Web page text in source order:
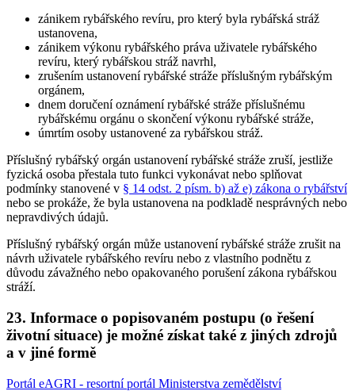
zánikem rybářského revíru, pro který byla rybářská stráž
ustanovena,
zánikem výkonu rybářského práva uživatele rybářského
revíru, který rybářskou stráž navrhl,
zrušením ustanovení rybářské stráže příslušným rybářským
orgánem,
dnem doručení oznámení rybářské stráže příslušnému
rybářskému orgánu o skončení výkonu rybářské stráže,
úmrtím osoby ustanovené za rybářskou stráž.
Příslušný rybářský orgán ustanovení rybářské stráže zruší, jestliže
fyzická osoba přestala tuto funkci vykonávat nebo splňovat
podmínky stanovené v § 14 odst. 2 písm. b) až e) zákona o rybářství
nebo se prokáže, že byla ustanovena na podkladě nesprávných nebo
nepravdivých údajů.
Příslušný rybářský orgán může ustanovení rybářské stráže zrušit na
návrh uživatele rybářského revíru nebo z vlastního podnětu z
důvodu závažného nebo opakovaného porušení zákona rybářskou
stráží.
23. Informace o popisovaném postupu (o řešení
životní situace) je možné získat také z jiných zdrojů
a v jiné formě
Portál eAGRI - resortní portál Ministerstva zemědělství